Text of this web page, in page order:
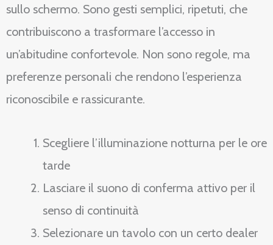
sullo schermo. Sono gesti semplici, ripetuti, che
contribuiscono a trasformare l’accesso in
un’abitudine confortevole. Non sono regole, ma
preferenze personali che rendono l’esperienza
riconoscibile e rassicurante.
Scegliere l’illuminazione notturna per le ore
tarde
Lasciare il suono di conferma attivo per il
senso di continuità
Selezionare un tavolo con un certo dealer